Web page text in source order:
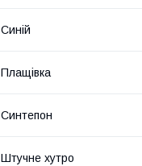
Синій
Плащівка
Синтепон
Штучне хутро